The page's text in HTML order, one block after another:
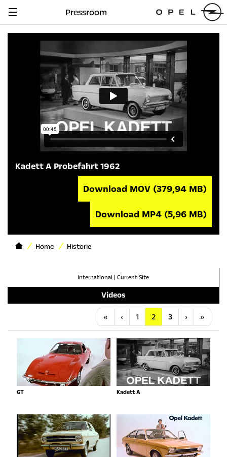
Navigation
Pressroom
Kadett A Probefahrt 1962
Download MOV (379,94 MB)
Download MP4 (5,96 MB)
Home Historie
International | Current Site
Videos
« Anfang
‹ Vorherige
1 2 3 ›Nächste
»
GT Kadett A